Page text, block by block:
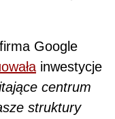
Google
inwestycje
centrum
struktury